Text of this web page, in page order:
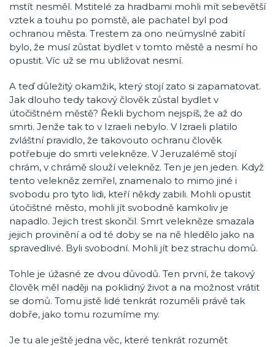
mstít nesměl. Mstitelé za hradbami mohli mít sebevětší
vztek a touhu po pomstě, ale pachatel byl pod
ochranou města. Trestem za ono neúmyslné zabití
bylo, že musí zůstat bydlet v tomto městě a nesmí ho
opustit. Víc už se mu ubližovat nesmí.
A teď důležitý okamžik, který stojí zato si zapamatovat.
Jak dlouho tedy takový člověk zůstal bydlet v
útočištném městě? Řekli bychom nejspíš, že až do
smrti. Jenže tak to v Izraeli nebylo. V Izraeli platilo
zvláštní pravidlo, že takovouto ochranu člověk
potřebuje do smrti velekněze. V Jeruzalémě stojí
chrám, v chrámě slouží velekněz. Ten je jen jeden. Když
tento velekněz zemřel, znamenalo to mimo jiné i
svobodu pro tyto lidi, kteří někdy zabili. Mohli opustit
útočištné město, mohli jít svobodně kamkoliv je
napadlo. Jejich trest skončil. Smrt velekněze smazala
jejich provinění a od té doby se na ně hledělo jako na
spravedlivé. Byli svobodní. Mohli jít bez strachu domů.
Tohle je úžasné ze dvou důvodů. Ten první, že takový
člověk měl naději na poklidný život a na možnost vrátit
se domů. Tomu jistě lidé tenkrát rozuměli právě tak
dobře, jako tomu rozumíme my.
Je tu ale ještě jedna věc, které tenkrát rozumět